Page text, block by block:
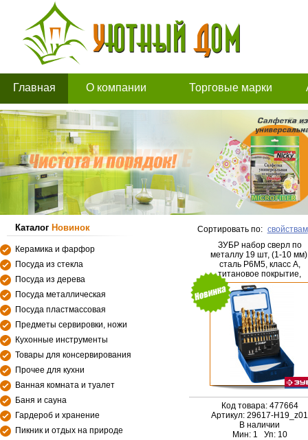
Главная О компании Торговые марки
Каталог Новинок
Керамика и фарфор
Посуда из стекла
Посуда из дерева
Посуда металлическая
Посуда пластмассовая
Предметы сервировки, ножи
Кухонные инструменты
Товары для консервирования
Прочее для кухни
Ванная комната и туалет
Баня и сауна
Гардероб и хранение
Пикник и отдых на природе
Сортировать по: свойствам
ЗУБР набор сверл по
металлу 19 шт, (1-10
сталь Р6М5, класс А,
титановое покрытие,
ТИТАН, (29617-H19)
Код товара: 477664
Артикул: 29617-H19_z01
В наличии
Мин: 1 Уп: 10